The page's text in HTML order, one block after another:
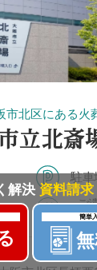
市北区にある火
立北斎
駐車
ご
安置
解決資料請
簡単